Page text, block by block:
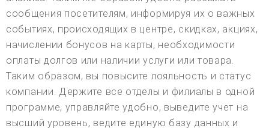
сообщения посетителям, информируя их о важных
событиях, происходящих в центре, скидках, акциях,
начислении бонусов на карты, необходимости
оплаты долгов или наличии услуги или товара.
Таким образом, вы повысите лояльность и статус
компании. Держите все отделы и филиалы в одной
программе, управляйте удобно, выведите учет на
высший уровень, ведите единую базу данных и